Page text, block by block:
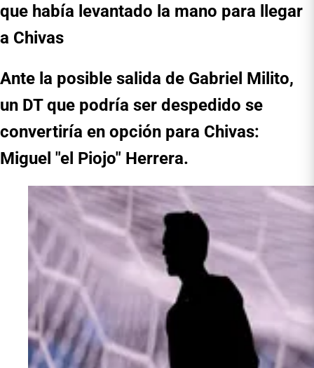
que había levantado la mano para llegar
a Chivas
Ante la posible salida de Gabriel Milito,
un DT que podría ser despedido se
convertiría en opción para Chivas:
Miguel "el Piojo" Herrera.